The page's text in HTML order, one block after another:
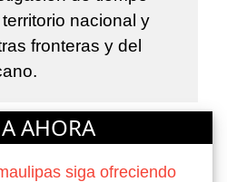
nacional y
fronteras y del
AHORA
siga ofreciendo